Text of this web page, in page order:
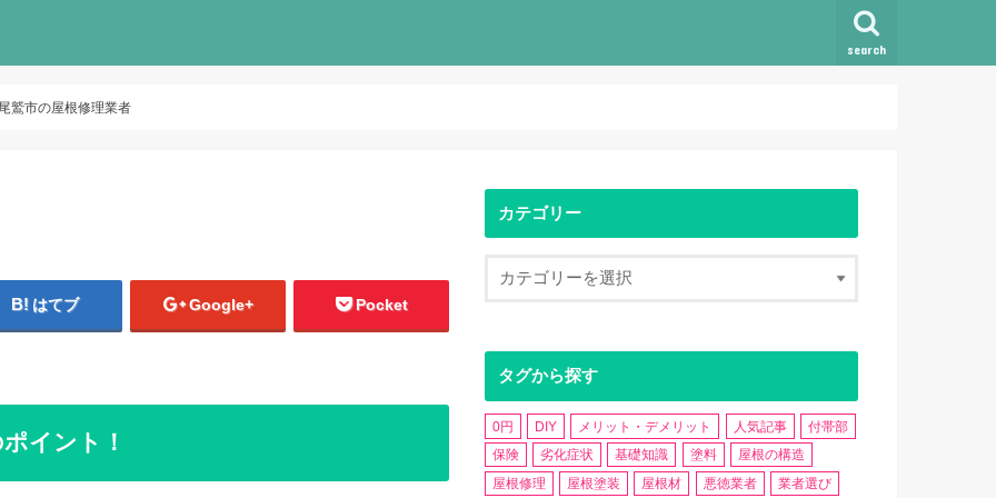
search
鷲市の屋根修理業者
はてブ Google+ Pocket
イント！
カテゴリー
タグから探す
0円 DIY メリット・デメリット 人気記事
付帯部
保険
劣化症状 基礎知識 塗料
屋根の構造
屋根修理
屋根塗装 屋根材 悪徳業者 業者選び